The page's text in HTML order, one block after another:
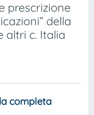
prescrizione
della
altri c. Italia
completa